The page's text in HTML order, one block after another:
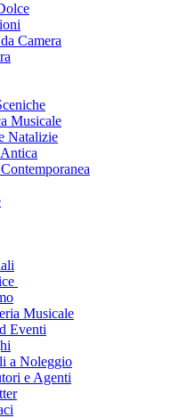
Camera
Musicale
Natalizie
Musicale
Eventi
a Noleggio
e Agenti